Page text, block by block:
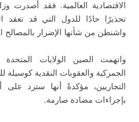
الاقتصادية العالمية. فقد أصدرت
تحذيرًا حادًا للدول التي قد تعقد
واشنطن من شأنها الإضرار بالمصالح
واتهمت الصين الولايات المتحدة
الجمركية والعقوبات النقدية
التجاريين، مؤكدةً أنها سترد
بإجراءات مضادة صارمة.